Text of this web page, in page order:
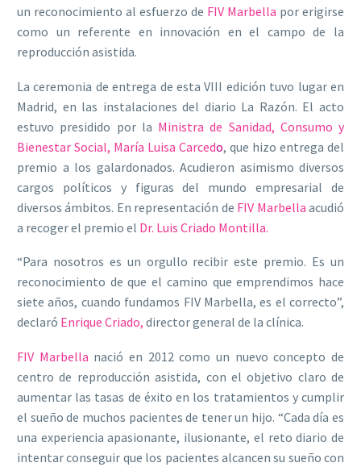
un reconocimiento al esfuerzo de FIV Marbella por erigirse
como un referente en innovación en el campo de la
reproducción asistida.
La ceremonia de entrega de esta VIII edición tuvo lugar en
Madrid, en las instalaciones del diario La Razón. El acto
estuvo presidido por la Ministra de Sanidad, Consumo y
Bienestar Social, María Luisa Carcedo, que hizo entrega del
premio a los galardonados. Acudieron asimismo diversos
cargos políticos y figuras del mundo empresarial de
diversos ámbitos. En representación de FIV Marbellaacudió
a recoger el premio el Dr. Luis Criado Montilla.
“Para nosotros es un orgullo recibir este premio. Es un
reconocimiento de que el camino que emprendimos hace
siete años, cuando fundamos FIV Marbella, es el correcto”,
declaró Enrique Criado, director general de la clínica.
FIV Marbella nació en 2012 como un nuevo concepto de
centro de reproducción asistida, con el objetivo claro de
aumentar las tasas de éxito en los tratamientos y cumplir
el sueño de muchos pacientes de tener un hijo. “Cada día es
una experiencia apasionante, ilusionante, el reto diario de
intentar conseguir que los pacientes alcancen su sueño con